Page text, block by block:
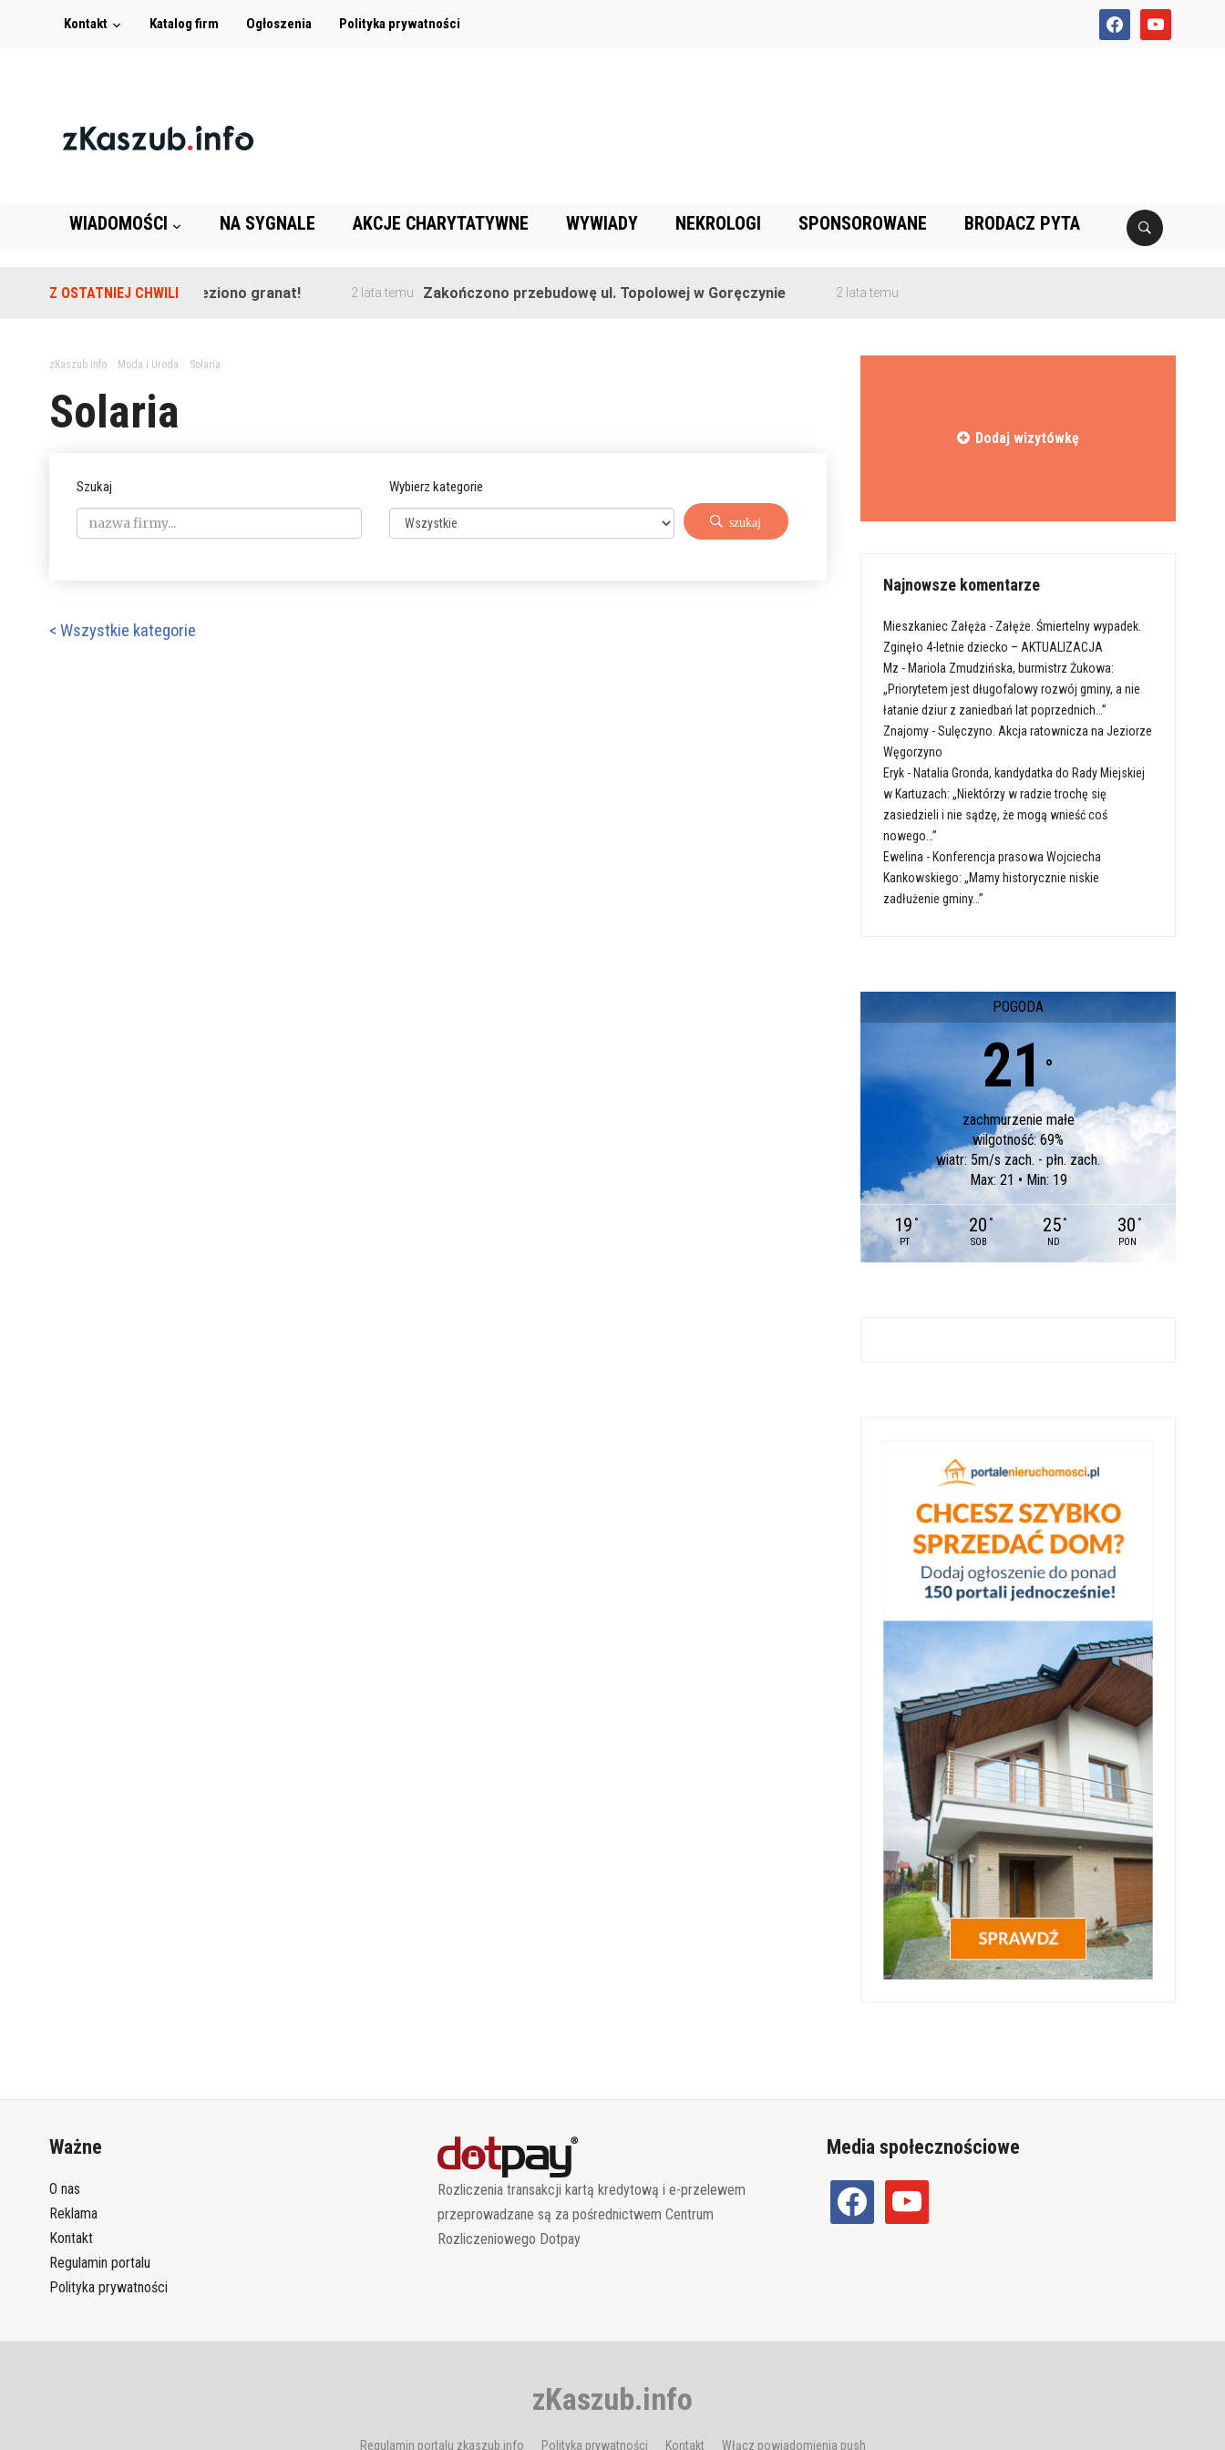
facebookyoutube
Kontakt Katalog firm Ogłoszenia Polityka prywatności
WIADOMOŚCI NA SYGNALE AKCJE CHARYTATYWNE WYWIADY NEKROLOGI SPONSOROWANE BRODACZ PYTA
Z OSTATNIEJ CHWILI
szkoły w Leźnie znaleziono granat! 2 lata temu Zakończono przebudowę ul. Topolowej w Goręczynie 2 lata temu
zKaszub.info> Moda i Uroda Solaria
Solaria
Szukaj Wybierz kategorie
szukaj
< Wszystkie kategorie
Dodaj wizytówkę
Najnowsze komentarze
Mieszkaniec Załęża - Załęże. Śmiertelny wypadek.
Zginęło 4-letnie dziecko – AKTUALIZACJA
Mz - Mariola Zmudzińska, burmistrz Żukowa:
„Priorytetem jest długofalowy rozwój gminy, a nie
łatanie dziur z zaniedbań lat poprzednich…”
Znajomy -Sulęczyno. Akcja ratownicza na Jeziorze
Węgorzyno
Eryk - Natalia Gronda, kandydatka do Rady Miejskiej
w Kartuzach: „Niektórzy w radzie trochę się
zasiedzieli i nie sądzę, że mogą wnieść coś
nowego…”
Ewelina - Konferencja prasowa Wojciecha
Kankowskiego: „Mamy historycznie niskie
zadłużenie gminy…”
POGODA
21 °
zachmurzenie małe
wilgotność: 69%
wiatr: 5m/s zach. - płn. zach.
Max: 21 • Min: 19
19 °
PT
20 °
SOB
25 °
ND
30 °
PON
Ważne
O nas
Reklama
Kontakt
Regulamin portalu
Polityka prywatności
Rozliczenia transakcji kartą kredytową i e-przelewem
przeprowadzane są za pośrednictwem Centrum
Rozliczeniowego Dotpay
Media społecznościowe
facebook youtube
zKaszub.info
Regulamin portalu zkaszub.info Polityka prywatności Kontakt Włącz powiadomienia push